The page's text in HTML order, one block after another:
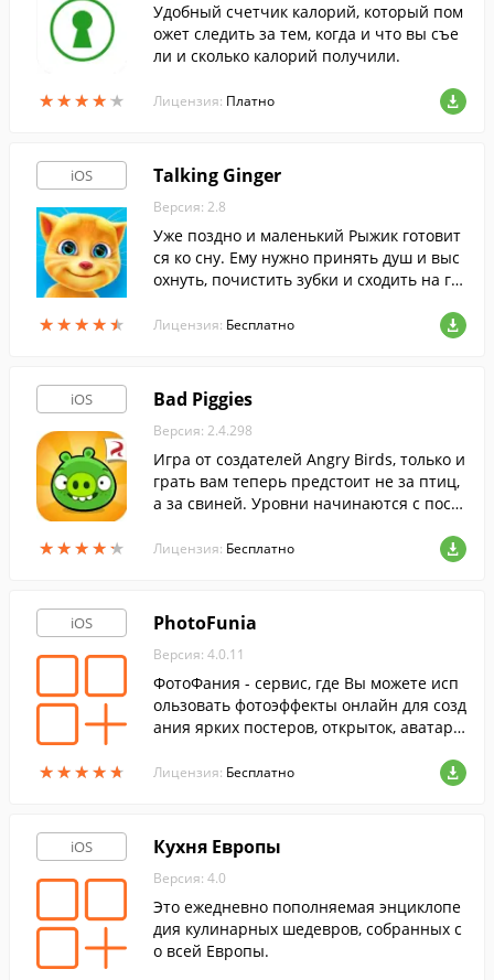
★★★★★
★★★★★
Удобный счетчик калорий, который пом
ожет следить за тем, когда и что вы съе
ли и сколько калорий получили.
Лицензия: Платно
iOS
★★★★★
★★★★★
Talking Ginger
Версия: 2.8
Уже поздно и маленький Рыжик готовит
ся ко сну. Ему нужно принять душ и выс
охнуть, почистить зубки и сходить на го
Лицензия: Бесплатно
iOS
★★★★★
★★★★★
Bad Piggies
Версия: 2.4.298
Игра от создателей Angry Birds, только и
грать вам теперь предстоит не за птиц,
а за свиней. Уровни начинаются с пост
умной машины из подручных материал
Лицензия: Бесплатно
iOS
★★★★★
★★★★★
PhotoFunia
Версия: 4.0.11
ФотоФания - сервис, где Вы можете исп
ользовать фотоэффекты онлайн для созд
ания ярких постеров, открыток, аватаро
Лицензия: Бесплатно
iOS Кухня Европы
Версия: 4.0
Это ежедневно пополняемая энциклопе
дия кулинарных шедевров, собранных с
о всей Европы.